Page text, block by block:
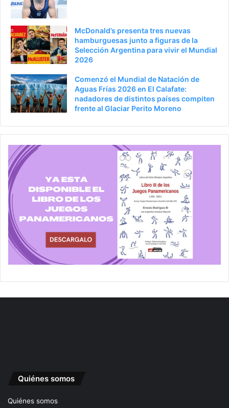
McDonald’s presenta tres nuevas
hamburguesas junto a figuras de la
Selección Argentina para vivir el Mundial
2026
Comenzó el Mundial de Natación de
Aguas Frías 2026 en El Calafate:
nadadores de distintos países compiten
frente al Glaciar Perito Moreno
Quiénes somos
Quiénes somos